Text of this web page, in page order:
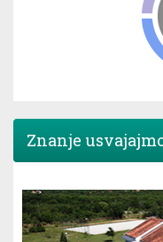
Znanje